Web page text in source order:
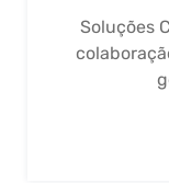
Soluções